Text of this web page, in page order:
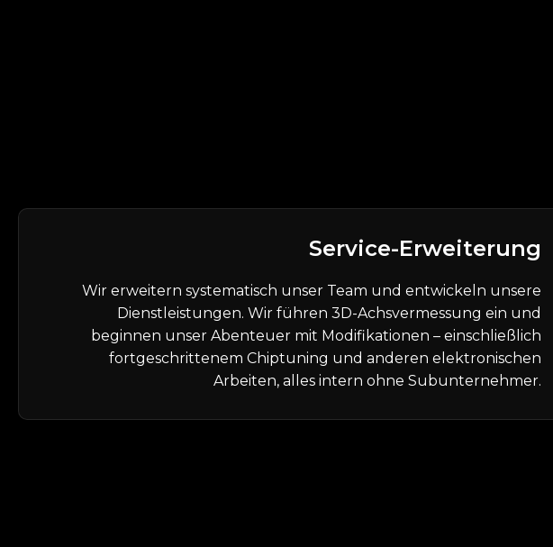
Service-Erweiterung
Wir erweitern systematisch unser Team und entwickeln unsere
Dienstleistungen. Wir führen 3D-Achsvermessung ein und
beginnen unser Abenteuer mit Modifikationen – einschließlich
fortgeschrittenem Chiptuning und anderen elektronischen
Arbeiten, alles intern ohne Subunternehmer.